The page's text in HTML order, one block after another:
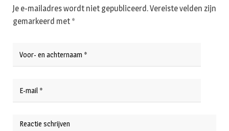
Je e-mailadres wordt niet gepubliceerd.Vereiste velden zijn
gemarkeerd met *